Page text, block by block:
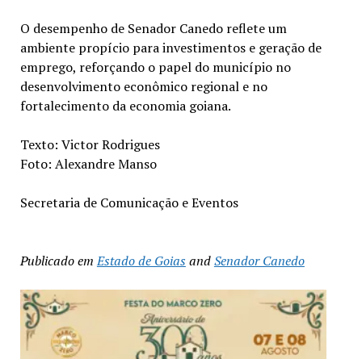
O desempenho de Senador Canedo reflete um
ambiente propício para investimentos e geração de
emprego, reforçando o papel do município no
desenvolvimento econômico regional e no
fortalecimento da economia goiana.
Texto: Victor Rodrigues
Foto: Alexandre Manso
Secretaria de Comunicação e Eventos
Publicado em Estado de GoiasandSenador Canedo